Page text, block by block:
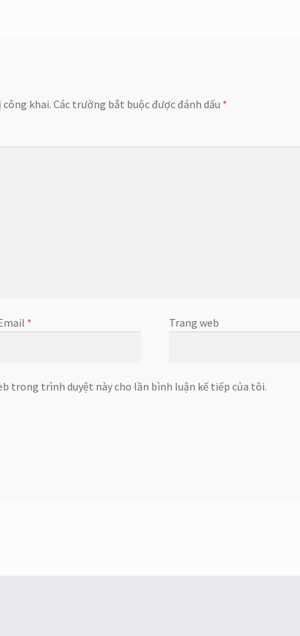
khai. Các trường bắt buộc được đánh dấu *
* Trang web
trong trình duyệt này cho lần bình luận kế tiếp của tôi.